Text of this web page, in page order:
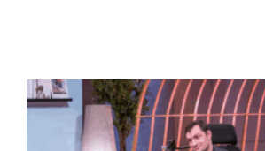
Kontakt